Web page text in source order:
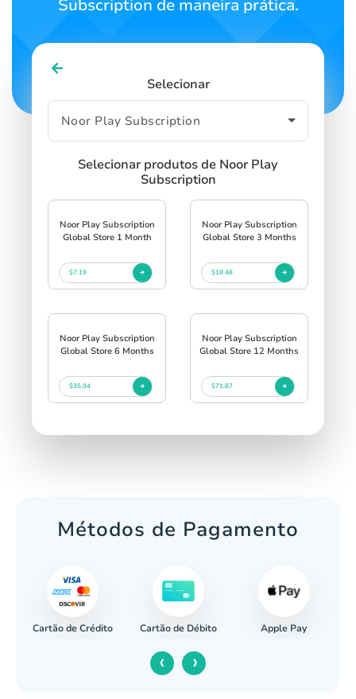
Subscription de maneira prática.
Selecionar
Selecionar produtos de Noor Play
Subscription
Noor Play Subscription
Global Store 1 Month
$7.19
Noor Play Subscription
Global Store 3 Months
$18.48
Noor Play Subscription
Global Store 6 Months
$35.94
Noor Play Subscription
Global Store 12 Months
$71.87
Métodos de Pagamento
Cartão de Crédito Cartão de Débito Apple Pay
‹ ›